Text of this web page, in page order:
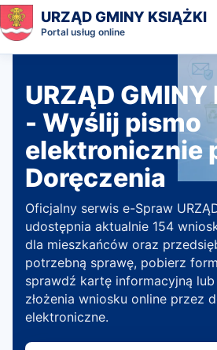
URZĄD GMINY KSIĄŻKI
Portal usług online
URZĄD GMINY
- Wyślij pismo
elektronicznie
Doręczenia
Oficjalny serwis e-Spraw
udostępnia aktualnie 154
dla mieszkańców oraz
potrzebną sprawę, pobierz
sprawdź kartę informacyjną
złożenia wniosku online przez
elektroniczne.